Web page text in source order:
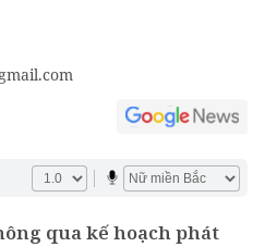
qua kế hoạch phát